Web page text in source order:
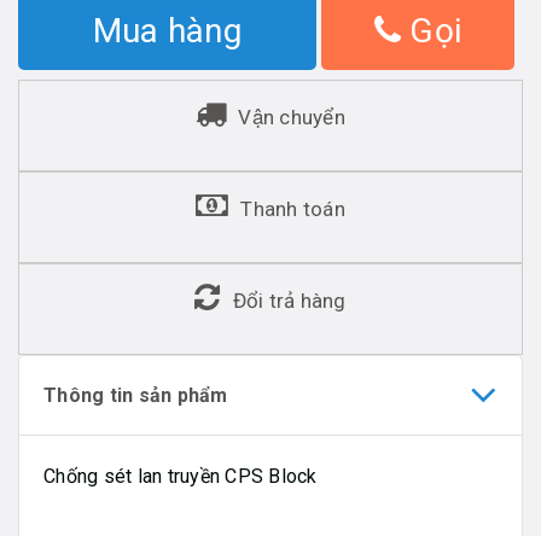
Mua hàng Gọi
Vận chuyển
Thanh toán
Đổi trả hàng
Thông tin sản phẩm
Chống sét lan truyền CPS Block